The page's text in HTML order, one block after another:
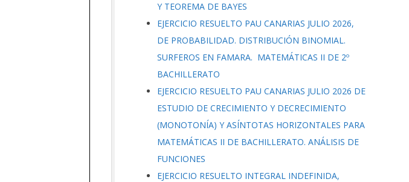
Y TEOREMA DE BAYES
EJERCICIO RESUELTO PAU CANARIAS JULIO 2026,
DE PROBABILIDAD. DISTRIBUCIÓN BINOMIAL.
SURFEROS EN FAMARA. MATEMÁTICAS II DE 2º
BACHILLERATO
EJERCICIO RESUELTO PAU CANARIAS JULIO 2026 DE
ESTUDIO DE CRECIMIENTO Y DECRECIMIENTO
(MONOTONÍA) Y ASÍNTOTAS HORIZONTALES PARA
MATEMÁTICAS II DE BACHILLERATO. ANÁLISIS DE
FUNCIONES
EJERCICIO RESUELTO INTEGRAL INDEFINIDA,